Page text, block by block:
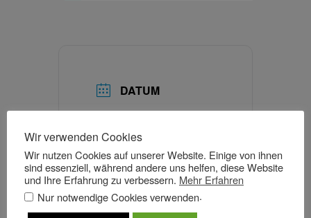
DATUM
UHRZEIT Einlass ab
19.00 Uhr
20:00 - 22:30
Wir verwenden Cookies
Wir nutzen Cookies auf unserer Website. Einige von ihnen
sind essenziell, während andere uns helfen, diese Website
und Ihre Erfahrung zu verbessern. Mehr Erfahren
Nur notwendige Cookies verwenden.